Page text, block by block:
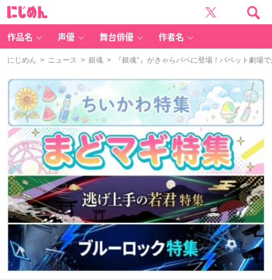
作品名 声優 舞台俳優 作者名
にじめん > ニュース > 銀魂 > 『銀魂°』がきゃらパペに登場！パペット劇場